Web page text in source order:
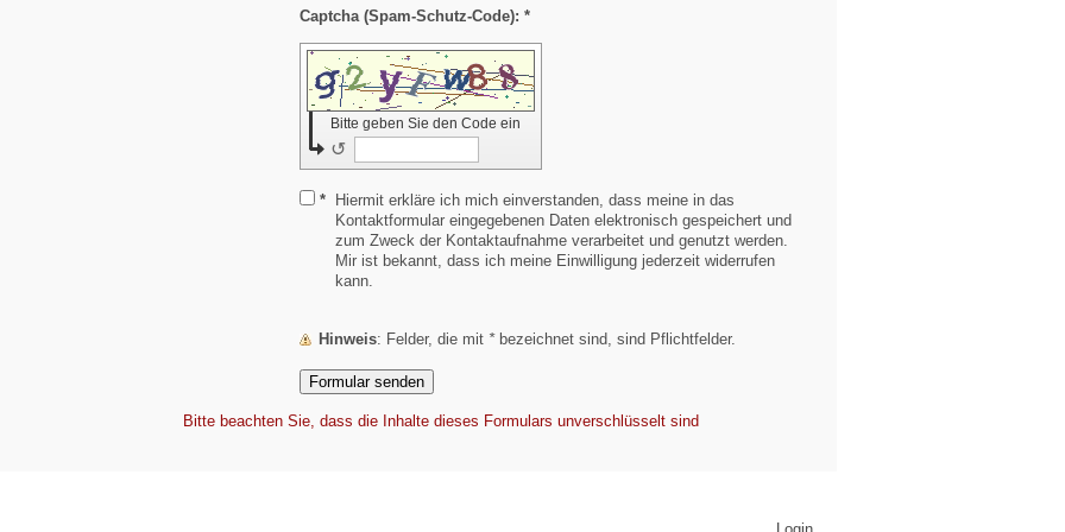
Captcha (Spam-Schutz-Code): *
Bitte geben Sie den Code ein
↺
*
Hiermit erkläre ich mich einverstanden, dass meine in das
Kontaktformular eingegebenen Daten elektronisch gespeichert und
zum Zweck der Kontaktaufnahme verarbeitet und genutzt werden.
Mir ist bekannt, dass ich meine Einwilligung jederzeit widerrufen
kann.
Hinweis : Felder, die mit *bezeichnet sind, sind Pflichtfelder.
Bitte beachten Sie, dass die Inhalte dieses Formulars unverschlüsselt sind